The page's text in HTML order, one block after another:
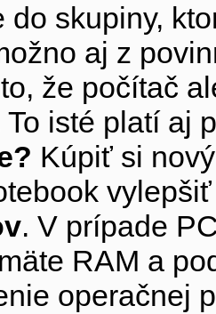
do skupiny,
aj z
že počítač
To isté platí aj
Kúpiť si
. V prípade
RAM a
operačnej